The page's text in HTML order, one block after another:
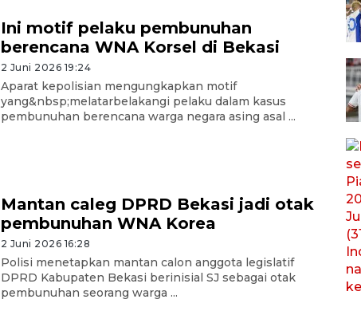
Ini motif pelaku pembunuhan
berencana WNA Korsel di Bekasi
2 Juni 2026 19:24
Aparat kepolisian mengungkapkan motif
yang&nbsp;melatarbelakangi pelaku dalam kasus
pembunuhan berencana warga negara asing asal ...
Mantan caleg DPRD Bekasi jadi otak
pembunuhan WNA Korea
2 Juni 2026 16:28
Polisi menetapkan mantan calon anggota legislatif
DPRD Kabupaten Bekasi berinisial SJ sebagai otak
pembunuhan seorang warga ...